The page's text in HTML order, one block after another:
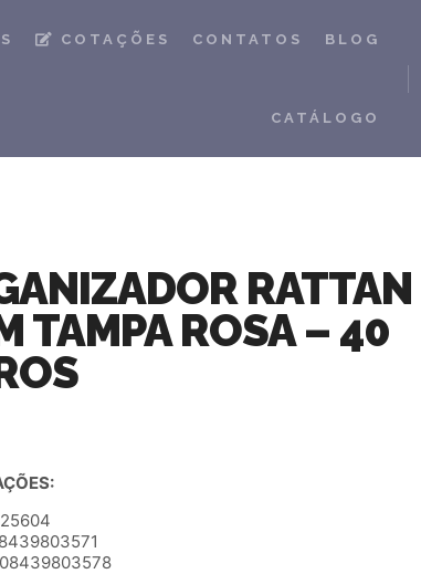
COTAÇÕES CONTATOS BLOG
CATÁLOGO
RATTAN
TAMPA ROSA – 40